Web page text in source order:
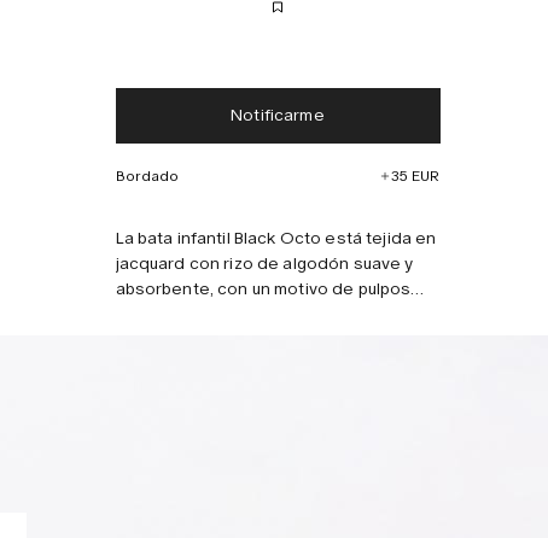
Notificarme
Bordado 35 EUR
La bata infantil Black Octo está tejida en
jacquard con rizo de algodón suave y
absorbente, con un motivo de pulpos
Impuestos y aranceles incluidos
Combínalo con